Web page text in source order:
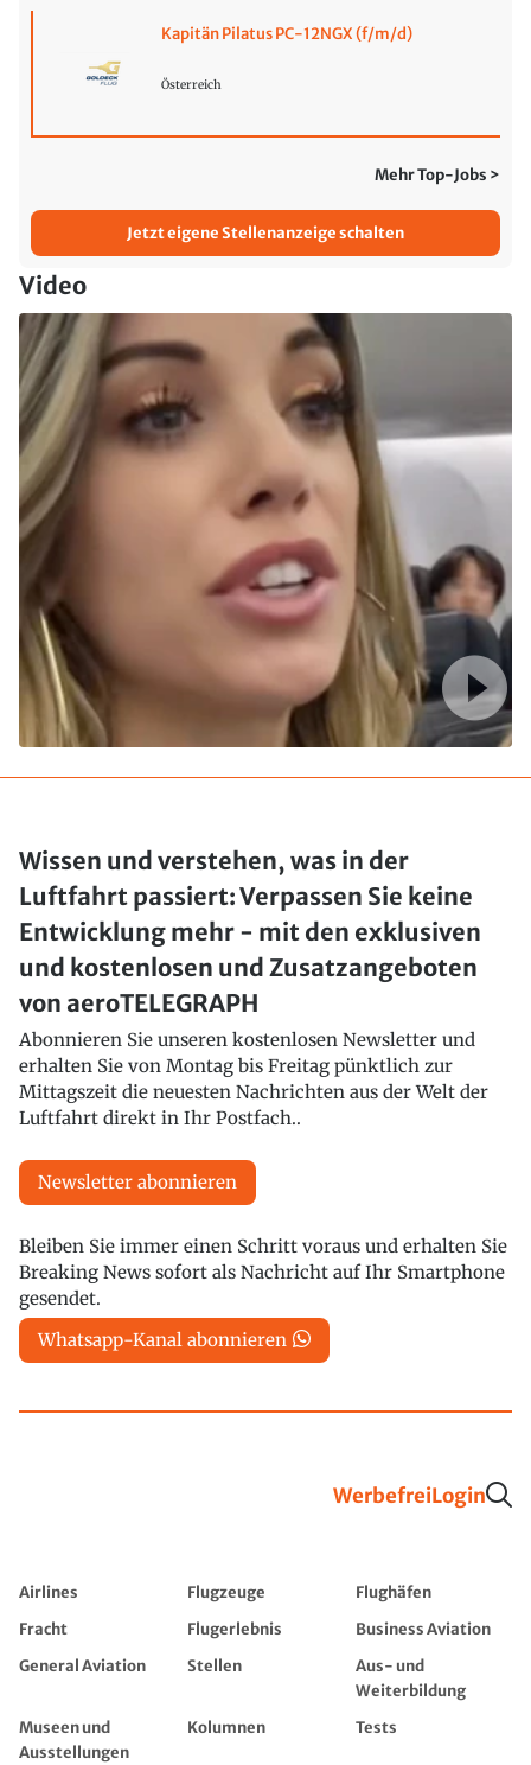
Kapitän Pilatus PC-12NGX (f/m/d)
Österreich
Mehr Top-Jobs >
Jetzt eigene Stellenanzeige schalten
Video
Wissen und verstehen, was in der
Luftfahrt passiert: Verpassen Sie keine
Entwicklung mehr - mit den exklusiven
und kostenlosen und Zusatzangeboten
von aeroTELEGRAPH
Abonnieren Sie unseren kostenlosen Newsletter und
erhalten Sie von Montag bis Freitag pünktlich zur
Mittagszeit die neuesten Nachrichten aus der Welt der
Luftfahrt direkt in Ihr Postfach..
Newsletter abonnieren
Bleiben Sie immer einen Schritt voraus und erhalten Sie
Breaking News sofort als Nachricht auf Ihr Smartphone
gesendet.
Whatsapp-Kanal abonnieren
WerbefreiLogin
Airlines Flugzeuge
Flughäfen
Fracht
Flugerlebnis
Business Aviation
General Aviation
Stellen
Aus- und
Weiterbildung
Museen und
Ausstellungen
Kolumnen Tests